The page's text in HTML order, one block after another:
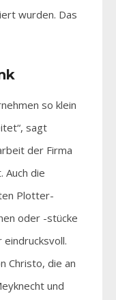
wurden. Das
so klein
sagt
der Firma
Auch die
Plotter-
oder -stücke
Christo, die an
und